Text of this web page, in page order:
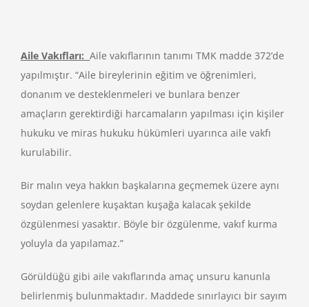
Aile Vakıfları: Aile vakıflarının tanımı TMK madde 372’de
yapılmıştır. “Aile bireylerinin eğitim ve öğrenimleri,
donanım ve desteklenmeleri ve bunlara benzer
amaçların gerektirdiği harcamaların yapılması için kişiler
hukuku ve miras hukuku hükümleri uyarınca aile vakfı
kurulabilir.
Bir malın veya hakkın başkalarına geçmemek üzere aynı
soydan gelenlere kuşaktan kuşağa kalacak şekilde
özgülenmesi yasaktır. Böyle bir özgülenme, vakıf kurma
yoluyla da yapılamaz.”
Görüldüğü gibi aile vakıflarında amaç unsuru kanunla
belirlenmiş bulunmaktadır. Maddede sınırlayıcı bir sayım